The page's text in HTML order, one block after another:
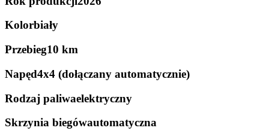
Kolorbiały
Przebieg10 km
Napęd4x4 (dołączany automatycznie)
Rodzaj paliwaelektryczny
Skrzynia biegówautomatyczna